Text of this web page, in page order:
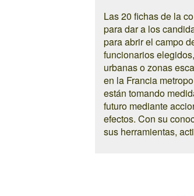
Las 20 fichas de la
para dar a los
para abrir el campo
funcionarios
urbanas o zonas
en la Francia
están tomando
futuro mediante
efectos. Con su
sus herramientas,